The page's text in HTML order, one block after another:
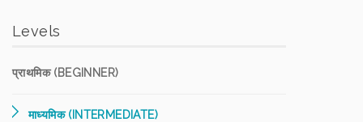
Levels
प्राथमिक (BEGINNER)
माध्यमिक (INTERMEDIATE)